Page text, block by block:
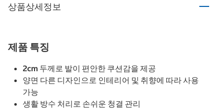
상품상세정보
제품 특징
2cm 두께로 발이 편안한 쿠션감을 제공
양면 다른 디자인으로 인테리어 및 취향에 따라 사용
가능
생활 방수 처리로 손쉬운 청결 관리